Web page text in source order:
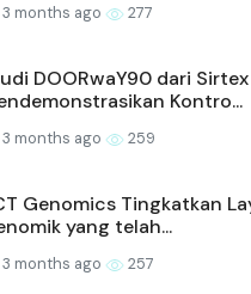
3 months ago 277
DOORwaY90 dari
Kontro...
3 months ago 259
Genomics Tingkatkan
yang telah...
3 months ago 257